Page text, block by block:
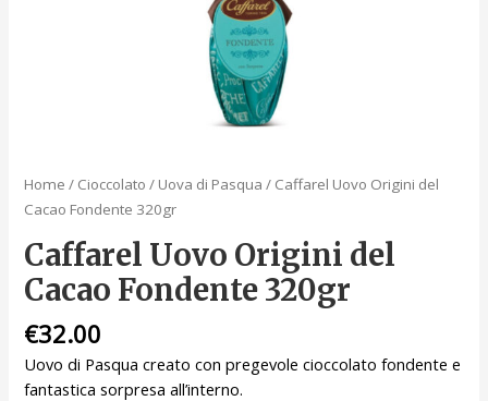
Home / Cioccolato / Uova di Pasqua / Caffarel Uovo Origini del
Cacao Fondente 320gr
Caffarel Uovo Origini del
Cacao Fondente 320gr
€32.00
Uovo di Pasqua creato con pregevole cioccolato fondente e
fantastica sorpresa all’interno.